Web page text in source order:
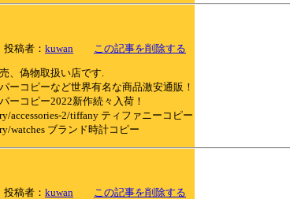
稿者： kuwan この記事を削除する
、偽物取扱い店です.
ーコピーなど世界有名な商品激安通販！
ーコピー2022新作続々入荷！
accessories-2/tiffany ティファニーコピー
watches ブランド時計コピー
稿者： kuwan この記事を削除する